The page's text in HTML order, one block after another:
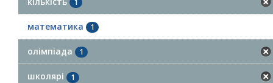
математика 1
олімпіада 1
школярі 1